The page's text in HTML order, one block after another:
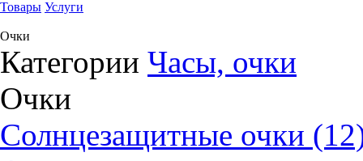
Товары Услуги
Очки
Категории Часы, очки
Очки
Солнцезащитные очки